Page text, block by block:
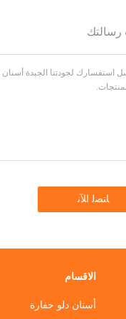
رسالتك
الاقسام
أسنان دلو حفارة